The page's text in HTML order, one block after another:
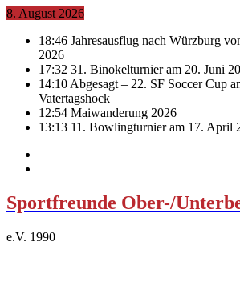
8. August 2026
18:46 Jahresausflug nach Würzburg
2026
17:32 31. Binokelturnier am 20. Juni
14:10 Abgesagt – 22. SF Soccer Cup
Vatertagshock
12:54 Maiwanderung 2026
13:13 11. Bowlingturnier am 17. April
Sportfreunde Ober-/
e.V. 1990